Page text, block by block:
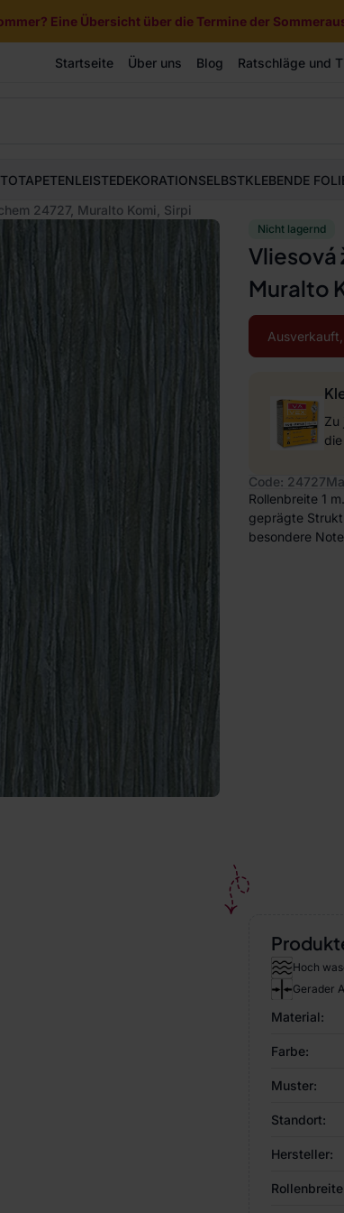
Eine Übersicht über die Termine der
Startseite Über uns Blog Ratschläge und
LEISTEDEKORATIONSELBSTKLEBENDE
24727, Muralto Komi, Sirpi
Nicht lagernd
Vliesová
Muralto
Zu
Code: 24727
Rollenbreite 1
geprägte
besondere
Hoch
Gerader
Material:
Farbe:
Muster:
Standort:
Hersteller: